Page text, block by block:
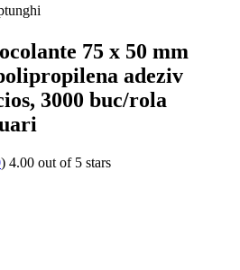
75 x 50 mm
adeziv
3000 buc/rola
) 4.00 out of 5 stars